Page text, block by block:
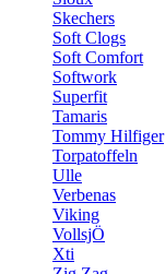
Skechers
Soft Clogs
Soft Comfort
Softwork
Superfit
Tamaris
Tommy Hilfiger
Torpatoffeln
Ulle
Verbenas
Viking
VollsjÖ
Xti